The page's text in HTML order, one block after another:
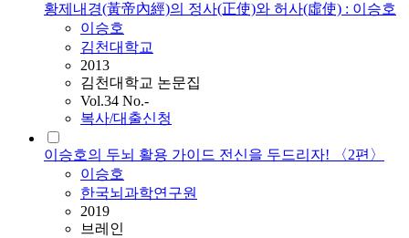
황제내경(黃帝內經)의 정사(正使)와 허사(虛使) : 이승호
이승호
김천대학교
2013
김천대학교 논문집
Vol.34 No.-
복사/대출신청
이승호의 두뇌 활용 가이드 전신을 두드리자! 〈2편〉
이승호
한국뇌과학연구원
2019
브레인